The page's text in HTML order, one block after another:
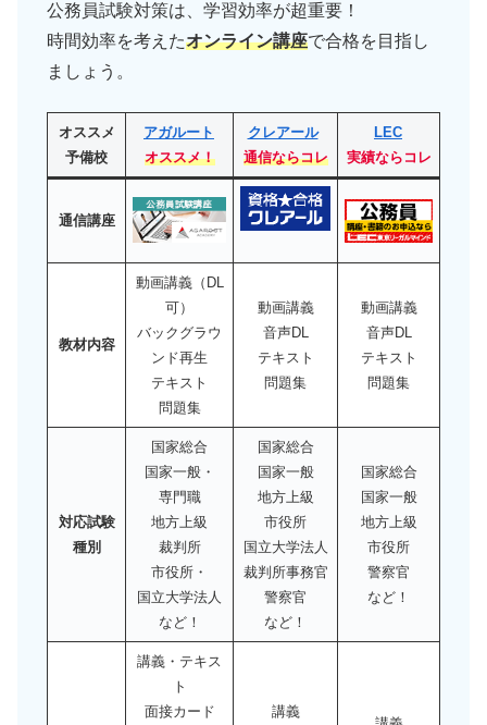
公務員試験対策は、学習効率が超重要！
時間効率を考えたオンライン講座で合格を目指し
ましょう。
オススメ
予備校
アガルート
オススメ！
クレアール
通信ならコレ
LEC
実績ならコレ
通信講座
教材内容
動画講義（DL
可）
バックグラウ
ンド再生
テキスト
問題集
動画講義
音声DL
テキスト
問題集
動画講義
音声DL
テキスト
問題集
対応試験
種別
国家総合
国家一般・
専門職
地方上級
裁判所
市役所・
国立大学法人
など！
国家総合
国家一般
地方上級
市役所
国立大学法人
裁判所事務官
警察官
など！
国家総合
国家一般
地方上級
市役所
警察官
など！
講義・テキス
ト
面接カード
講義